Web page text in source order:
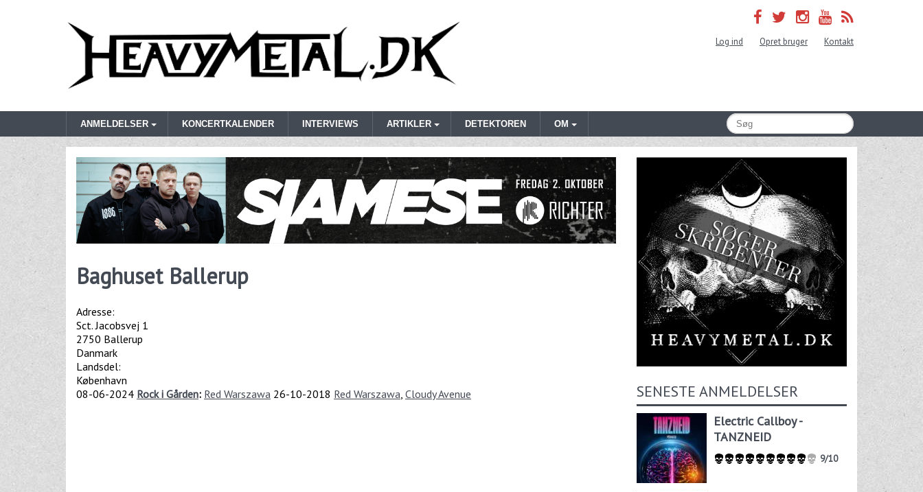
Log ind Opret bruger Kontakt
ANMELDELSER KONCERTKALENDER INTERVIEWS ARTIKLER DETEKTOREN OM
Baghuset Ballerup
Adresse:
Sct. Jacobsvej 1
2750 Ballerup
Danmark
Landsdel:
København
08-06-2024 Rock i Gården: Red Warszawa 26-10-2018 Red Warszawa, Cloudy Avenue SENESTE ANMELDELSER
Electric Callboy -
TANZNEID
9/10